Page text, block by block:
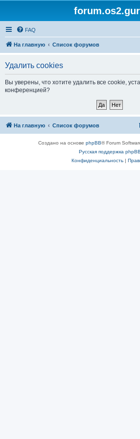
FAQ
На главную Список форумов
Удалить cookies
Вы уверены, что хотите удалить все cookie,
конференцией?
На главную Список форумов
Создано на основе phpBB® Forum
Русская поддержка phpBB
Конфиденциальность|